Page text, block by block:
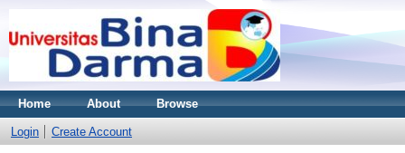
Home About Browse
Login Create Account